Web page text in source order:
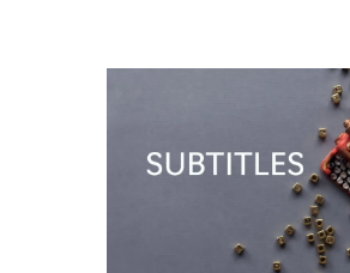
INDUSTRII
CONTACT
COMANDĂ